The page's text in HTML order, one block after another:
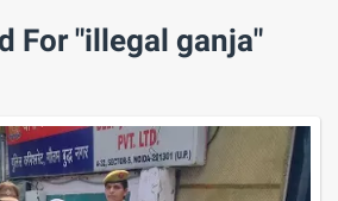
For "illegal ganja"